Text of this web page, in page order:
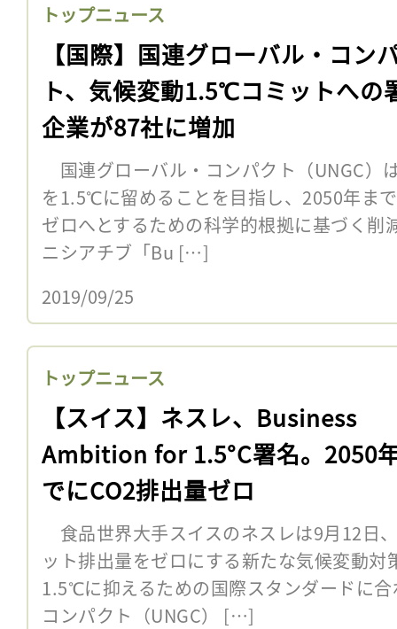
トップニュース
【国際】国連グローバル・コン
ト、気候変動1.5℃コミットへの
企業が87社に増加
国連グローバル・コンパクト（UNGC）
を1.5℃に留めることを目指し、2050年ま
ゼロへとするための科学的根拠に基づく削
ニシアチブ「Bu […]
2019/09/25
トップニュース
【スイス】ネスレ、Business
Ambition for 1.5°C署名。2050
でにCO2排出量ゼロ
食品世界大手スイスのネスレは9月12日
ット排出量をゼロにする新たな気候変動
1.5℃に抑えるための国際スタンダードに
コンパクト（UNGC） […]